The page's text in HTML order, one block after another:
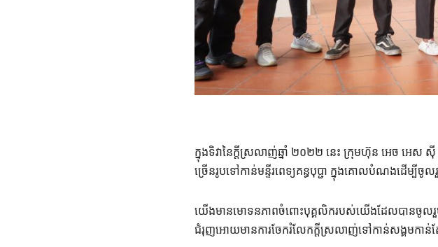
ក្នុងទិវានៃក្ដីស្រលាញ់ឆ្នាំ ២០២២ នេះ ក្រុមហ៊ុន អេច អេស
ច្រើនរូបទៅកាន់មន្ទីរពេទ្យគន្ធបុប្ជា ក្នុងគោលបំណងដើម្បីចូល
យើងមានមោទនភាពចំពោះបុគ្គលិករបស់យើងដែលបានចូ
ជំរុញអោយមានការចែករំលែកក្តីស្រលាញ់ទៅកាន់សង្គមកាន់ត